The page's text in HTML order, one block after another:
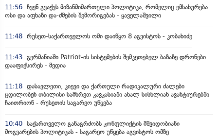
11:56 ჩვენ გვაქვს მიზანმიმართული პოლიტიკა, რომელიც ემსახურება
ოსი და აფხაზი და-ძმების შემორიგებას - ყაველაშვილი
11:48 რუსეთ-საქართველოს ომი დაიწყო 8 აგვისტოს - კობახიძე
11:43 გერმანიაში Patriot-ის სისტემების შემკეთებელ ბაზაზე დრონები
დააფიქსირეს - მედია
11:18 დასავლეთი, კიევი და ქართული რადიკალური ძალები
ცდილობენ თბილისი სამხრეთ კავკასიაში ახალ სისხლიან ავანტიურებში
ჩაითრიონ - რუსეთის საგარეო უწყება
10:40 საქართველო განაგრძობს კონფლიქტის მშვიდობიანი
მოგვარების პოლიტიკას - საგარეო უწყება აგვისტოს ომზე